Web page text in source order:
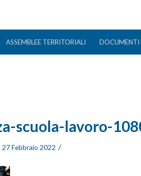
ASSEMBLEE TERRITORIALI DOCUMENTI
scuola-lavoro-
27 Febbraio 2022 /